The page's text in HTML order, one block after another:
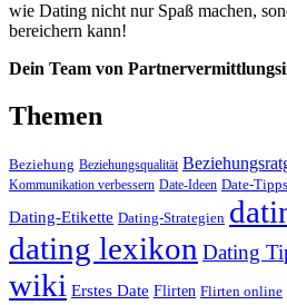
wie Dating nicht nur Spaß machen,
bereichern kann!
Dein Team von
Themen
Beziehung Beziehungsqualität
Kommunikation verbessern Date-Ideen Date-Tipps
Dating-Etikette Dating-Strategien
dating lexikon Dating
wiki Erstes Date Flirten Flirten online